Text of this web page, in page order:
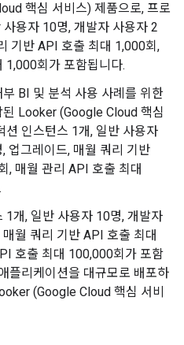
핵심 서비스) 제품으로, 프로
용자 10명, 개발자 사용자 2
기반 API 호출 최대 1,000회,
1,000회가 포함됩니다.
부 BI 및 분석 사용 사례를 위한
Looker (Google Cloud 핵심
션 인스턴스 1개, 일반 사용자
업그레이드, 매월 쿼리 기반
, 매월 관리 API 호출 최대
1개, 일반 사용자 10명, 개발자
월 쿼리 기반 API 호출 최대
호출 최대 100,000회가 포함
플리케이션을 대규모로 배포하
(Google Cloud 핵심 서비